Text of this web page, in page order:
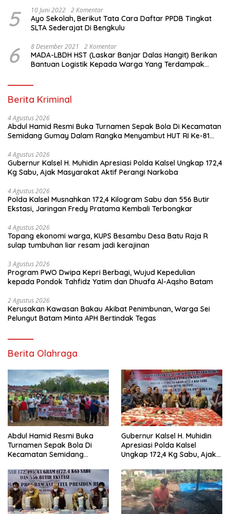
5 10 Juni 2022 2 Komentar
Ayo Sekolah, Berikut Tata Cara Daftar PPDB Tingkat
SLTA Sederajat Di Bengkulu
6 8 Desember 2021 2 Komentar
MADA-LBDH HST (Laskar Banjar Dalas Hangit) Berikan
Bantuan Logistik Kepada Warga Yang Terdampak
Berita Kriminal
4 Agustus 2026
Abdul Hamid Resmi Buka Turnamen Sepak Bola Di Kecamatan
Semidang Gumay Dalam Rangka Menyambut HUT RI Ke-81
4 Agustus 2026
Gubernur Kalsel H. Muhidin Apresiasi Polda Kalsel Ungkap 172,4
Kg Sabu, Ajak Masyarakat Aktif Perangi Narkoba
4 Agustus 2026
Polda Kalsel Musnahkan 172,4 Kilogram Sabu dan 556 Butir
Ekstasi, Jaringan Fredy Pratama Kembali Terbongkar
4 Agustus 2026
Topang ekonomi warga, KUPS Besambu Desa Batu Raja R
sulap tumbuhan liar resam jadi kerajinan
3 Agustus 2026
Program PWO Dwipa Kepri Berbagi, Wujud Kepedulian
kepada Pondok Tahfidz Yatim dan Dhuafa Al-Aqsho Batam
2 Agustus 2026
Kerusakan Kawasan Bakau Akibat Penimbunan, Warga Sei
Pelungut Batam Minta APH Bertindak Tegas
Berita Olahraga
Abdul Hamid Resmi Buka
Turnamen Sepak Bola Di
Kecamatan Semidang
Menyambut HUT RI Ke-81
Tahun 2026
Gubernur Kalsel H. Muhidin
Apresiasi Polda Kalsel
Ungkap 172,4 Kg Sabu, Ajak
Narkoba